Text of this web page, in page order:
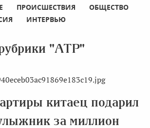
ПРОИСШЕСТВИЯ
ОБЩЕСТВО
ИНТЕРВЬЮ
"АТР"
китаец подарил
за миллион